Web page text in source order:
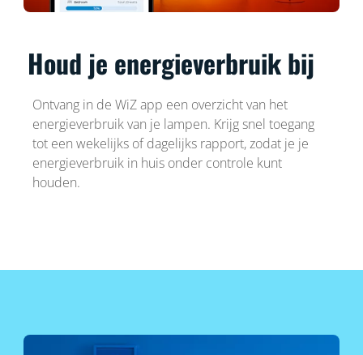
Houd je energieverbruik bij
Ontvang in de WiZ app een overzicht van het
energieverbruik van je lampen. Krijg snel toegang
tot een wekelijks of dagelijks rapport, zodat je je
energieverbruik in huis onder controle kunt
houden.